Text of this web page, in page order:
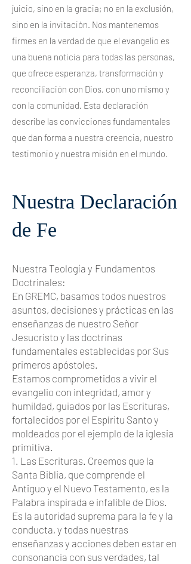
juicio, sino en la gracia; no en la exclusión,
sino en la invitación. Nos mantenemos
firmes en la verdad de que el evangelio es
una buena noticia para todas las personas,
que ofrece esperanza, transformación y
reconciliación con Dios, con uno mismo y
con la comunidad. Esta declaración
describe las convicciones fundamentales
que dan forma a nuestra creencia, nuestro
testimonio y nuestra misión en el mundo.
Nuestra Declaración
de Fe
Nuestra Teología y Fundamentos
Doctrinales:
En GREMC, basamos todos nuestros
asuntos, decisiones y prácticas en las
enseñanzas de nuestro Señor
Jesucristo y las doctrinas
fundamentales establecidas por Sus
primeros apóstoles.
Estamos comprometidos a vivir el
evangelio con integridad, amor y
humildad, guiados por las Escrituras,
fortalecidos por el Espíritu Santo y
moldeados por el ejemplo de la iglesia
primitiva.
1. Las Escrituras. Creemos que la
Santa Biblia, que comprende el
Antiguo y el Nuevo Testamento, es la
Palabra inspirada e infalible de Dios.
Es la autoridad suprema para la fe y la
conducta, y todas nuestras
enseñanzas y acciones deben estar en
consonancia con sus verdades, tal